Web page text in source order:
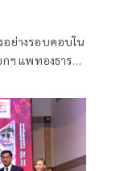
อย่างรอบคอบใน
กฯ แพทองธาร